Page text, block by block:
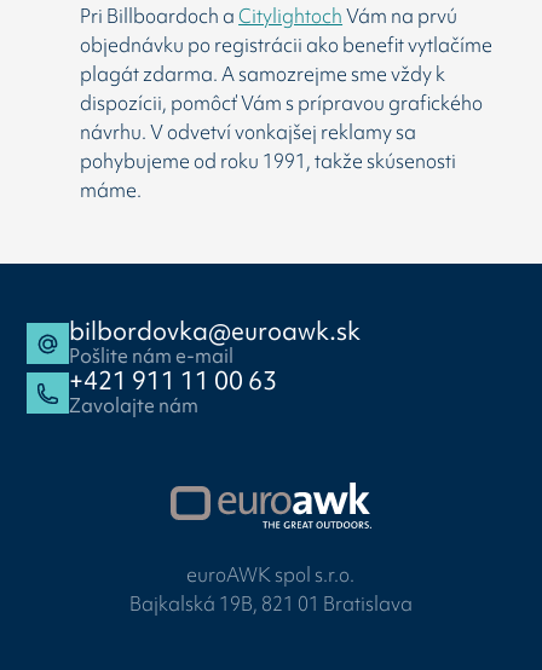
Pri Billboardoch aCitylightochVám na prvú
objednávku po registrácii ako benefit vytlačíme
plagát zdarma. A samozrejme sme vždy k
dispozícii, pomôcť Vám s prípravou grafického
návrhu. V odvetví vonkajšej reklamy sa
pohybujeme od roku 1991, takže skúsenosti
máme.
bilbordovka@euroawk.sk
Pošlite nám e-mail
+421 911 11 00 63
Zavolajte nám
euroAWK spol s.r.o.
Bajkalská 19B, 821 01 Bratislava